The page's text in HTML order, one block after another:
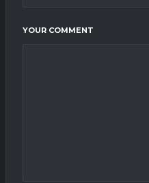
YOUR COMMENT